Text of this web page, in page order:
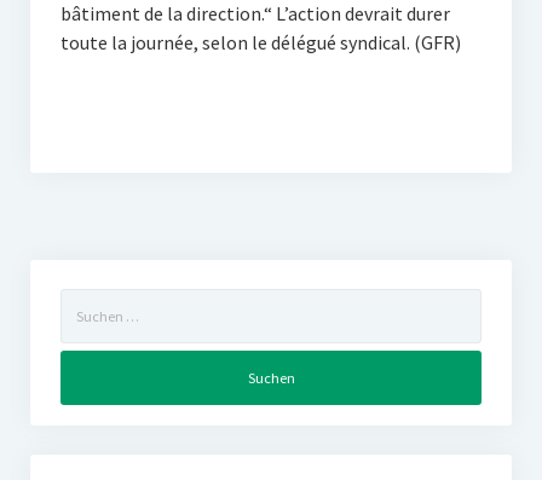
bâtiment de la direction.“ L’action devrait durer
toute la journée, selon le délégué syndical. (GFR)
nach: